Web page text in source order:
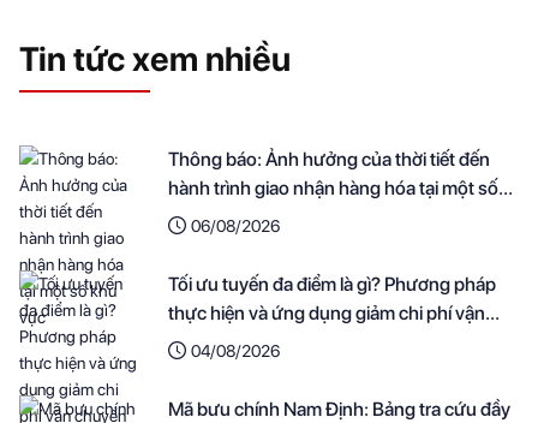
Tin tức xem nhiều
Thông báo: Ảnh hưởng của thời tiết đến
hành trình giao nhận hàng hóa tại một số
khu vực
06/08/2026
Tối ưu tuyến đa điểm là gì? Phương pháp
thực hiện và ứng dụng giảm chi phí vận
chuyển cho doanh nghiệp
04/08/2026
Mã bưu chính Nam Định: Bảng tra cứu đầy